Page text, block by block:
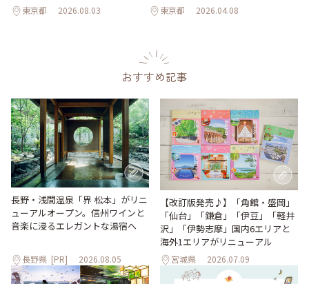
東京都 2026.08.03 東京都 2026.04.08
おすすめ記事
長野・浅間温泉「界 松本」がリニ
ューアルオープン。信州ワインと
音楽に浸るエレガントな湯宿へ
長野県 [PR] 2026.08.05
【改訂版発売♪】「角館・盛岡」
「仙台」「鎌倉」「伊豆」「軽井
沢」「伊勢志摩」国内6エリアと
海外1エリアがリニューアル
宮城県 2026.07.09